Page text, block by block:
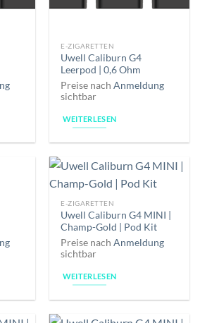
E-ZIGARETTEN
Uwell Caliburn G4
Leerpod | 0,6 Ohm
Preise nachAnmeldung
sichtbar
WEITERLESEN
E-ZIGARETTEN
Uwell Caliburn G4 MINI |
Champ-Gold | Pod Kit
Preise nachAnmeldung
sichtbar
WEITERLESEN